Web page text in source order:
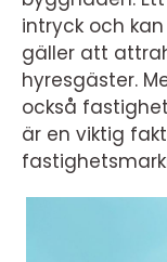
intryck och
gäller att
hyresgäster.
också
är en viktig